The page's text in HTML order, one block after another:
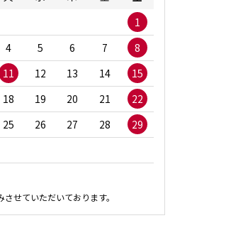
1
4 5 6 7
8
11 12 13 14
15
18 19 20 21
22
25 26 27 28
29
せていただいております。